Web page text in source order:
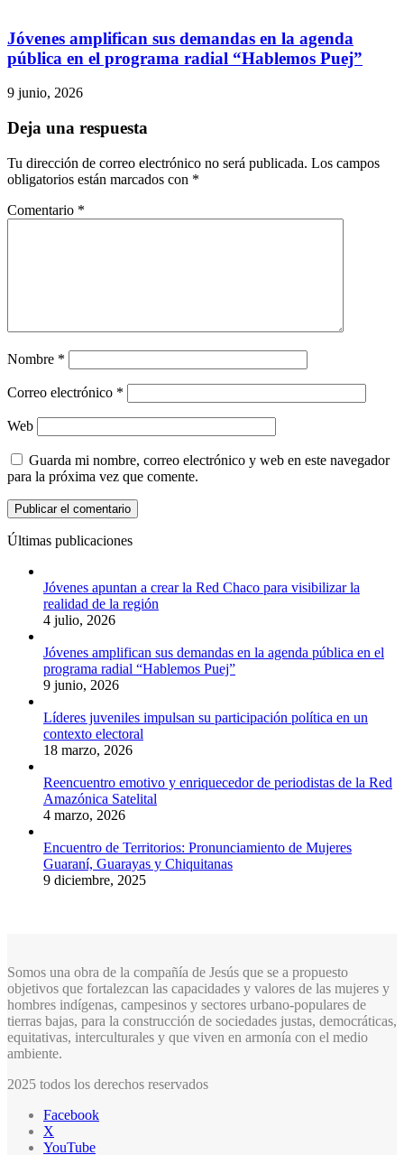
Jóvenes amplifican sus demandas en la agenda
pública en el programa radial “Hablemos Puej”
9 junio, 2026
Deja una respuesta
Tu dirección de correo electrónico no será publicada. Los campos
obligatorios están marcados con *
Comentario *
Nombre *
Correo electrónico *
Web
Guarda mi nombre, correo electrónico y web en este navegador
para la próxima vez que comente.
Últimas publicaciones
Jóvenes apuntan a crear la Red Chaco para visibilizar la
realidad de la región
4 julio, 2026
Jóvenes amplifican sus demandas en la agenda pública en el
programa radial “Hablemos Puej”
9 junio, 2026
Líderes juveniles impulsan su participación política en un
contexto electoral
18 marzo, 2026
Reencuentro emotivo y enriquecedor de periodistas de la Red
Amazónica Satelital
4 marzo, 2026
Encuentro de Territorios: Pronunciamiento de Mujeres
Guaraní, Guarayas y Chiquitanas
9 diciembre, 2025
Somos una obra de la compañía de Jesús que se a propuesto
objetivos que fortalezcan las capacidades y valores de las mujeres y
hombres indígenas, campesinos y sectores urbano-populares de
tierras bajas, para la construcción de sociedades justas, democráticas,
equitativas, interculturales y que viven en armonía con el medio
ambiente.
2025 todos los derechos reservados
Facebook
X
YouTube